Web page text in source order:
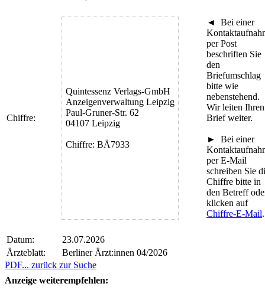
Chiffre:
Quintessenz Verlags-GmbH
Anzeigenverwaltung Leipzig
Paul-Gruner-Str. 62
04107 Leipzig
Chiffre: BÄ7933
◄
Bei einer
per Post
beschriften Sie
den
Briefumschlag
bitte wie
nebenstehend.
Wir leiten Ihren
Brief weiter.
►
Bei einer
per E-Mail
schreiben Sie
Chiffre bitte in
den Betreff
klicken auf
Chiffre-E-Mail.
Datum:
23.07.2026
Ärzteblatt:
Berliner Ärzt:innen 04/2026
PDF... zurück zur Suche
Anzeige weiterempfehlen: